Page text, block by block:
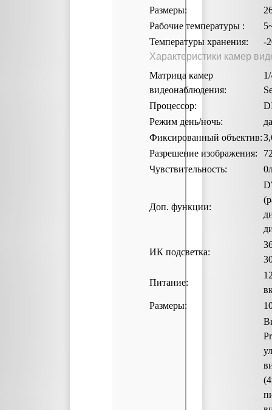
Размеры:
Рабочие температуры :
Температуры хранения:
-
Характеристики камер
Матрица камер
видеонаблюдения:
Процессор:
Режим день/ночь:
Фиксированный объектив:
Разрешение изображения:
Чувствительность:
Доп. функции:
ИК подсветка:
Питание:
Размеры: